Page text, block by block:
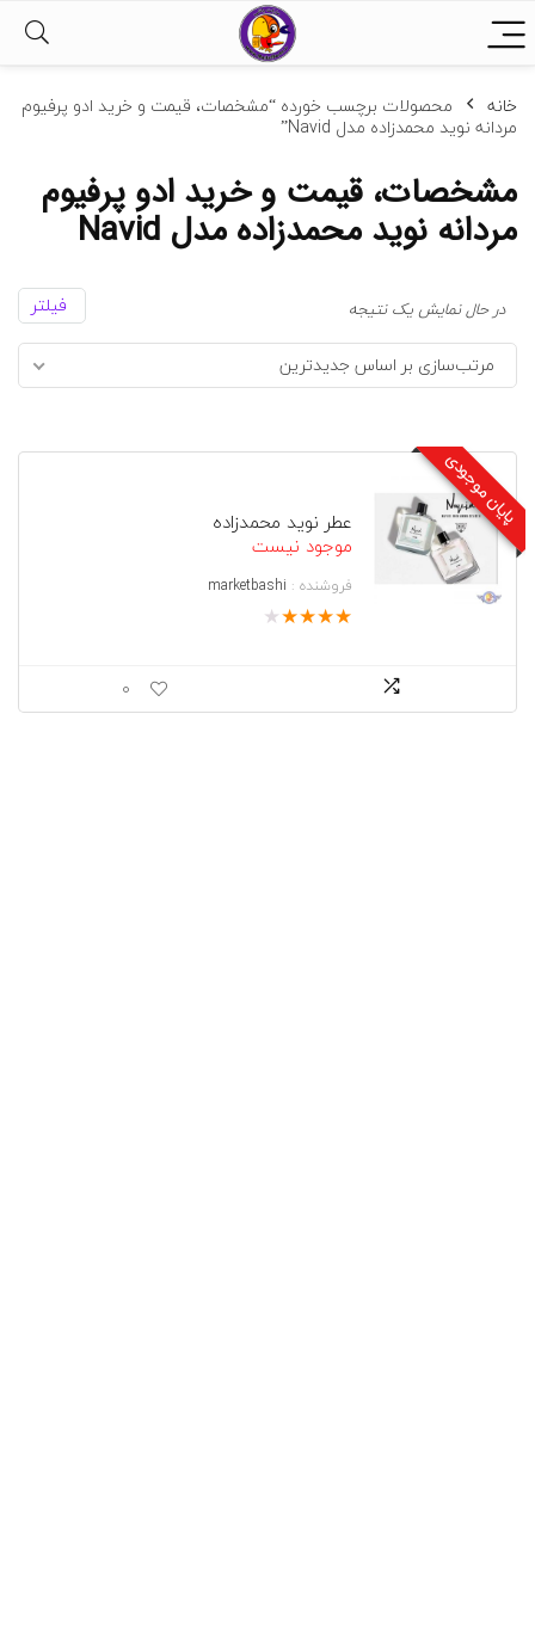
خانه محصولات برچسب خورده “مشخصات، قیمت و خرید ادو پرفیوم
مردانه نوید محمدزاده مدل Navid”
مشخصات، قیمت و خرید ادو پرفیوم
مردانه نوید محمدزاده مدل Navid
فیلتر در حال نمایش یک نتیجه
مرتب‌سازی بر اساس جدیدترین
پایان موجودی عطر نوید محمدزاده
موجود نیست
فروشنده : marketbashi
★
★
★
★
★
0